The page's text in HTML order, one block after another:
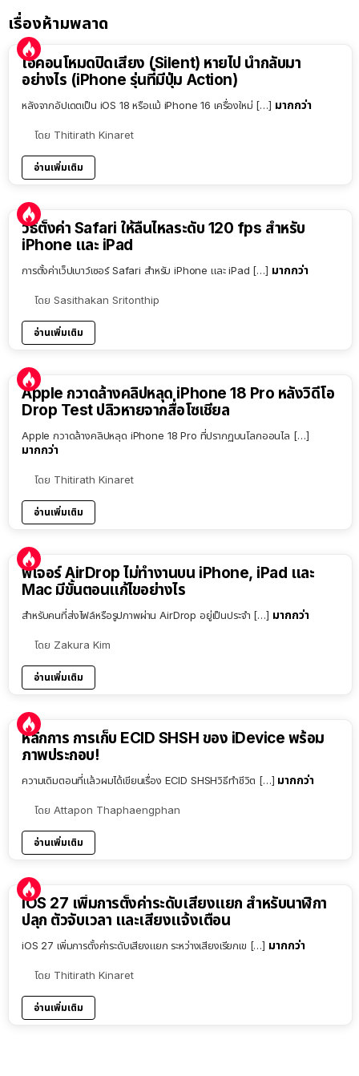
เรื่องห้ามพลาด
ไอคอนโหมดปิดเสียง (Silent) หายไป นำกลับมา
อย่างไร (iPhone รุ่นที่มีปุ่ม Action)
หลังจากอัปเดตเป็น iOS 18 หรือแม้ iPhone 16 เครื่องใหม่ […] มากกว่า
โดย Thitirath Kinaret
อ่านเพิ่มเติม
วิธีตั้งค่า Safari ให้ลื่นไหลระดับ 120 fps สำหรับ
iPhone และ iPad
การตั้งค่าเว็ปเบาว์เซอร์ Safari สำหรับ iPhone และ iPad […] มากกว่า
โดย Sasithakan Sritonthip
อ่านเพิ่มเติม
Apple กวาดล้างคลิปหลุด iPhone 18 Pro หลังวิดีโอ
Drop Test ปลิวหายจากสื่อโซเชียล
Apple กวาดล้างคลิปหลุด iPhone 18 Pro ที่ปรากฏบนโลกออนไล […]
มากกว่า
โดย Thitirath Kinaret
อ่านเพิ่มเติม
ฟีเจอร์ AirDrop ไม่ทำงานบน iPhone, iPad และ
Mac มีขั้นตอนแก้ไขอย่างไร
สำหรับคนที่ส่งไฟล์หรือรูปภาพผ่าน AirDrop อยู่เป็นประจำ […] มากกว่า
โดย Zakura Kim
อ่านเพิ่มเติม
หลักการ การเก็บ ECID SHSH ของ iDevice พร้อม
ภาพประกอบ!
ความเดิมตอนที่แล้วผมได้เขียนเรื่อง ECID SHSHวิธีทำชีวิต […] มากกว่า
โดย Attapon Thaphaengphan
อ่านเพิ่มเติม
iOS 27 เพิ่มการตั้งค่าระดับเสียงแยก สำหรับนาฬิกา
ปลุก ตัวจับเวลา และเสียงแจ้งเตือน
iOS 27 เพิ่มการตั้งค่าระดับเสียงแยก ระหว่างเสียงเรียกเข […] มากกว่า
โดย Thitirath Kinaret
อ่านเพิ่มเติม